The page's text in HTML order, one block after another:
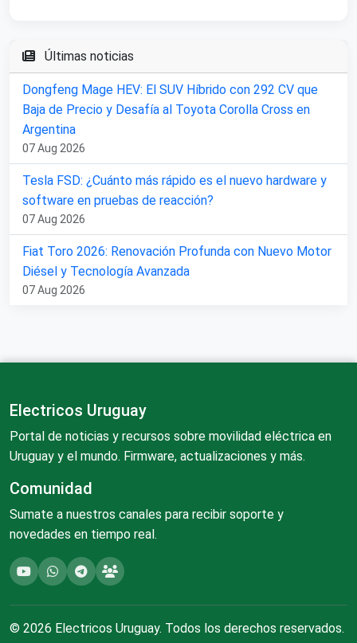
Últimas noticias
Dongfeng Mage HEV: El SUV Híbrido con 292 CV que
Baja de Precio y Desafía al Toyota Corolla Cross en
Argentina
07 Aug 2026
Tesla FSD: ¿Cuánto más rápido es el nuevo hardware y
software en pruebas de reacción?
07 Aug 2026
Fiat Toro 2026: Renovación Profunda con Nuevo Motor
Diésel y Tecnología Avanzada
07 Aug 2026
Electricos Uruguay
Portal de noticias y recursos sobre movilidad eléctrica en
Uruguay y el mundo. Firmware, actualizaciones y más.
Comunidad
Sumate a nuestros canales para recibir soporte y
novedades en tiempo real.
© 2026 Electricos Uruguay. Todos los derechos reservados.